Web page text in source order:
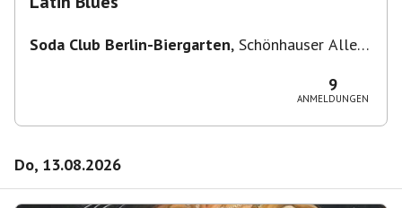
Soda Club Berlin-Biergarten, Schönhauser Allee
9
ANMELDUNGEN
Do, 13.08.2026